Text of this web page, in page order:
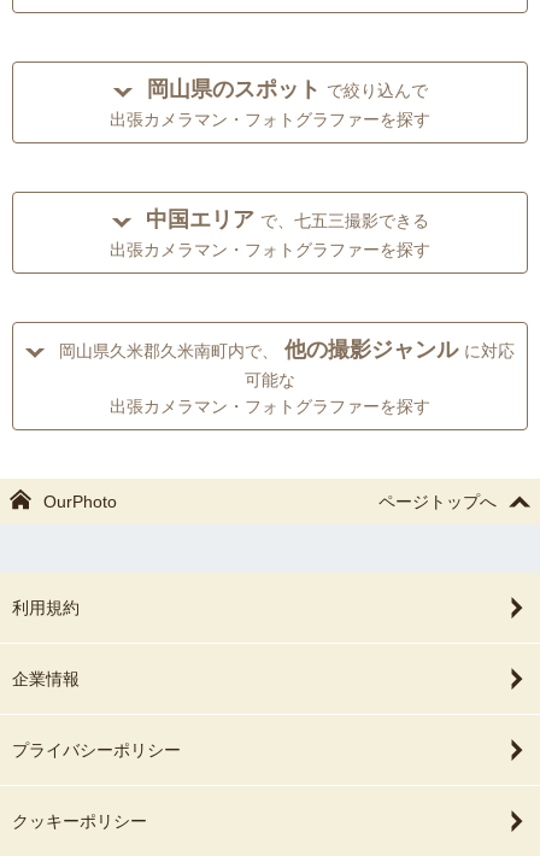
岡山県のスポット で絞り込んで
出張カメラマン・フォトグラファーを探す
中国エリア で、七五三撮影できる
出張カメラマン・フォトグラファーを探す
岡山県久米郡久米南町内で、 他の撮影ジャンル に対応
可能な
出張カメラマン・フォトグラファーを探す
OurPhoto ページトップへ
利用規約
企業情報
プライバシーポリシー
クッキーポリシー